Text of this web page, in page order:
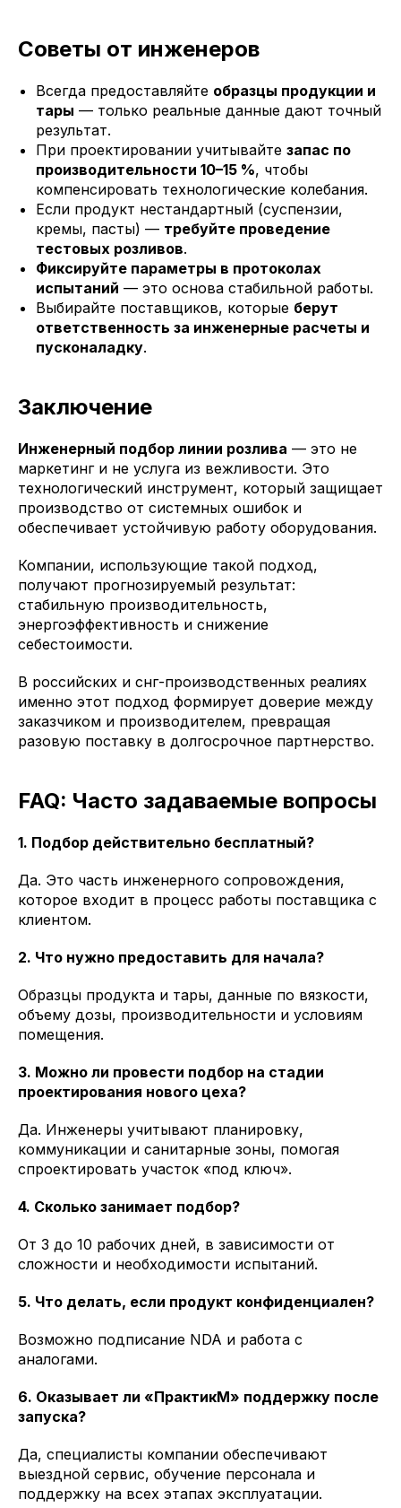
Советы от инженеров
Всегда предоставляйте образцы продукции и
тары — только реальные данные дают точный
результат.
При проектировании учитывайте запас по
производительности 10–15 %, чтобы
компенсировать технологические колебания.
Если продукт нестандартный (суспензии,
кремы, пасты) — требуйте проведение
тестовых розливов.
Фиксируйте параметры в протоколах
испытаний — это основа стабильной работы.
Выбирайте поставщиков, которые берут
ответственность за инженерные расчеты и
пусконаладку.
Заключение
Инженерный подбор линии розлива — это не
маркетинг и не услуга из вежливости. Это
технологический инструмент, который защищает
производство от системных ошибок и
обеспечивает устойчивую работу оборудования.
Компании, использующие такой подход,
получают прогнозируемый результат:
стабильную производительность,
энергоэффективность и снижение
себестоимости.
В российских и снг-производственных реалиях
именно этот подход формирует доверие между
заказчиком и производителем, превращая
разовую поставку в долгосрочное партнерство.
FAQ: Часто задаваемые вопросы
1. Подбор действительно бесплатный?
Да. Это часть инженерного сопровождения,
которое входит в процесс работы поставщика с
клиентом.
2. Что нужно предоставить для начала?
Образцы продукта и тары, данные по вязкости,
объему дозы, производительности и условиям
помещения.
3. Можно ли провести подбор на стадии
проектирования нового цеха?
Да. Инженеры учитывают планировку,
коммуникации и санитарные зоны, помогая
спроектировать участок «под ключ».
4. Сколько занимает подбор?
От 3 до 10 рабочих дней, в зависимости от
сложности и необходимости испытаний.
5. Что делать, если продукт конфиденциален?
Возможно подписание NDA и работа с
аналогами.
6. Оказывает ли «ПрактикМ» поддержку после
запуска?
Да, специалисты компании обеспечивают
выездной сервис, обучение персонала и
поддержку на всех этапах эксплуатации.